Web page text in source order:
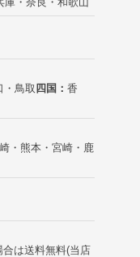
・鳥取 四国： 香
・熊本・宮崎・鹿
は送料無料(当店